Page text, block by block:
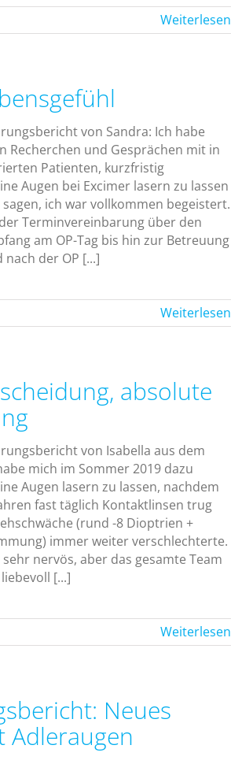
Weiterlesen
von Sandra: Ich habe
Recherchen und Gesprächen mit in
Patienten, kurzfristig
Augen bei Excimer lasern zu lassen
ich war vollkommen begeistert.
Terminvereinbarung über den
am OP-Tag bis hin zur Betreuung
der OP [...]
Weiterlesen
absolute
von Isabella aus dem
mich im Sommer 2019 dazu
Augen lasern zu lassen, nachdem
fast täglich Kontaktlinsen trug
(rund -8 Dioptrien +
immer weiter verschlechterte.
nervös, aber das gesamte Team
[...]
Weiterlesen
Neues
Adleraugen